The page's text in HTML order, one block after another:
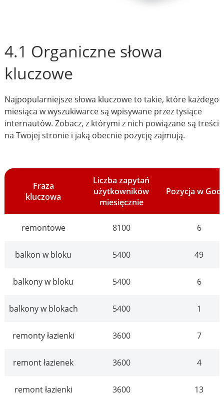
4.1 Organiczne słowa
kluczowe
Najpopularniejsze słowa kluczowe to takie, które każdego
miesiąca w wyszukiwarce są wpisywane przez tysiące
internautów. Zobacz, z którymi z nich powiązane są treści
na Twojej stronie i jaką obecnie pozycję zajmują.
Fraza
kluczowa
Liczba zapytań
użytkowników
miesięcznie
Pozycja w
remontowe 8100 6
balkon w bloku 5400 49
balkony w bloku 5400 6
balkony w blokach 5400 1
remonty łazienki 3600 7
remont łazienek 3600 4
remont łazienki 3600 13